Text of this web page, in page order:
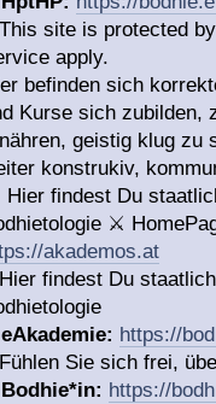
site is protected
apply.
befinden sich
Kurse sich zubilden,
geistig klug zu
konstrukiv,
Hier findest Du
⚔
akademos.at
findest Du
eAkademie: https://
Sie sich frei,
Bodhie*in: https://